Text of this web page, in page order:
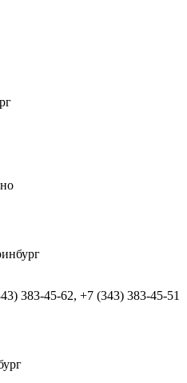
383-45-62, +7 (343) 383-45-51